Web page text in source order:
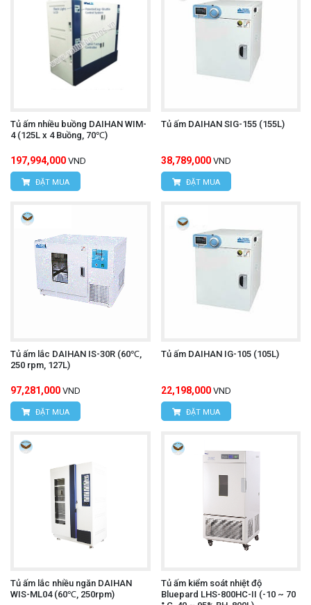
Tủ ấm nhiều buồng DAIHAN WIM-
4 (125L x 4 Buồng, 70℃)
197,994,000 VND
ĐẶT MUA
Tủ ấm DAIHAN SIG-155 (155L)
38,789,000 VND
ĐẶT MUA
Tủ ấm lắc DAIHAN IS-30R (60℃,
250 rpm, 127L)
97,281,000 VND
ĐẶT MUA
Tủ ấm DAIHAN IG-105 (105L)
22,198,000 VND
ĐẶT MUA
Tủ ấm lắc nhiều ngăn DAIHAN
WIS-ML04 (60℃, 250rpm)
Tủ ấm kiểm soát nhiệt độ
Bluepard LHS-800HC-II (-10 ~ 70